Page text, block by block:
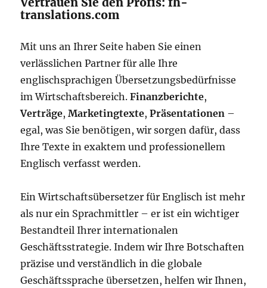
translations.com
Mit uns an Ihrer Seite haben Sie einen
verlässlichen Partner für alle Ihre
englischsprachigen Übersetzungsbedürfnisse
im Wirtschaftsbereich.Finanzberichte,
Verträge,Marketingtexte,Präsentationen –
egal, was Sie benötigen, wir sorgen dafür, dass
Ihre Texte in exaktem und professionellem
Englisch verfasst werden.
Ein Wirtschaftsübersetzer für Englisch ist mehr
als nur ein Sprachmittler – er ist ein wichtiger
Bestandteil Ihrer internationalen
Geschäftsstrategie. Indem wir Ihre Botschaften
präzise und verständlich in die globale
Geschäftssprache übersetzen, helfen wir Ihnen,